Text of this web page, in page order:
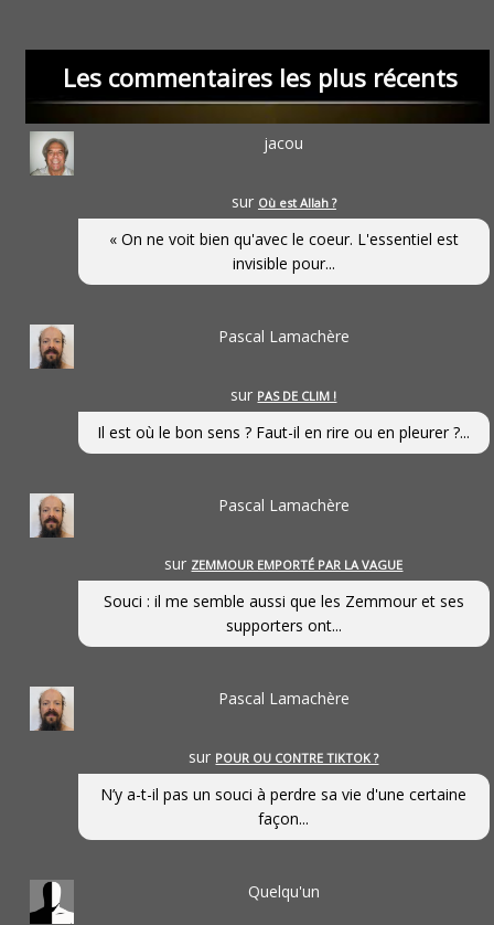
Les commentaires les plus récents
jacou
sur Où est Allah ?
« On ne voit bien qu'avec le coeur. L'essentiel est
invisible pour...
Pascal Lamachère
sur PAS DE CLIM !
Il est où le bon sens ? Faut-il en rire ou en pleurer ?...
Pascal Lamachère
sur ZEMMOUR EMPORTÉ PAR LA VAGUE
Souci : il me semble aussi que les Zemmour et ses
supporters ont...
Pascal Lamachère
sur POUR OU CONTRE TIKTOK ?
N’y a-t-il pas un souci à perdre sa vie d'une certaine
façon...
Quelqu'un